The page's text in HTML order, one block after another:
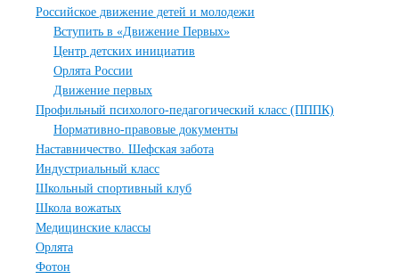
Российское движение детей и молодежи
Вступить в «Движение Первых»
Центр детских инициатив
Орлята России
Движение первых
Профильный психолого-педагогический класс (ПППК)
Нормативно-правовые документы
Наставничество. Шефская забота
Индустриальный класс
Школьный спортивный клуб
Школа вожатых
Медицинские классы
Орлята
Фотон